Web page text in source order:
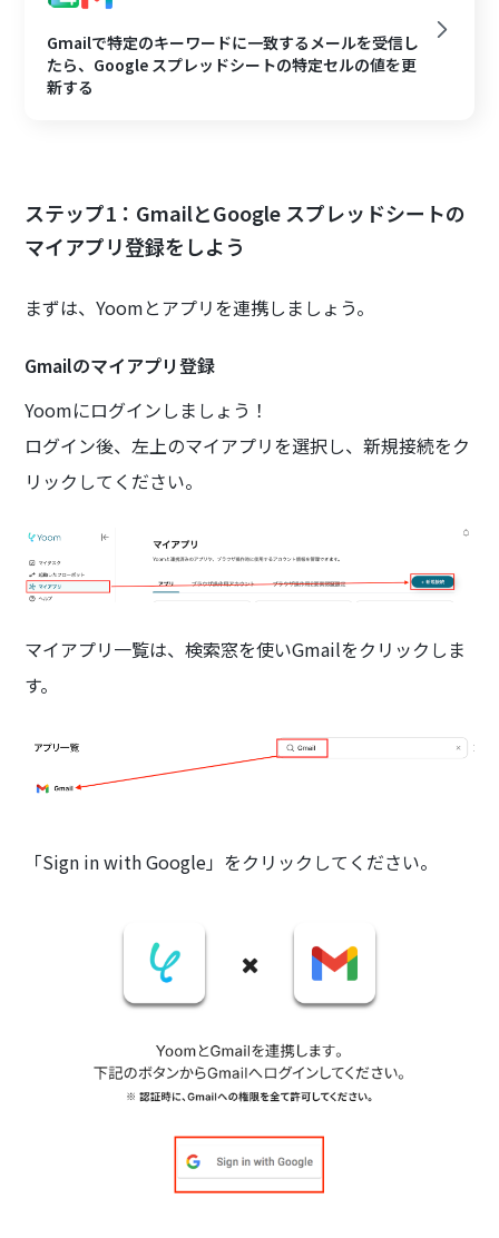
Gmailで特定のキーワードに一致するメールを受信し
たら、Google スプレッドシートの特定セルの値を更
新する
ステップ1：GmailとGoogle スプレッドシートの
マイアプリ登録をしよう
まずは、Yoomとアプリを連携しましょう。
Gmailのマイアプリ登録
Yoomにログインしましょう！
ログイン後、左上のマイアプリを選択し、新規接続をク
リックしてください。
マイアプリ一覧は、検索窓を使いGmailをクリックしま
す。
「Sign in with Google」をクリックしてください。